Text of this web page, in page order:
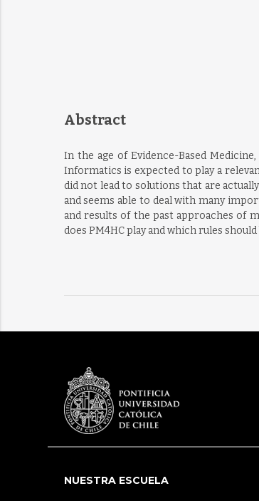
Abstract
In the age of Evidence-Based
Informatics is expected to play a
did not lead to solutions that are
and seems able to deal with many
and results of the past approaches of
does PM4HC play and which rules
NUESTRA ESCUELA